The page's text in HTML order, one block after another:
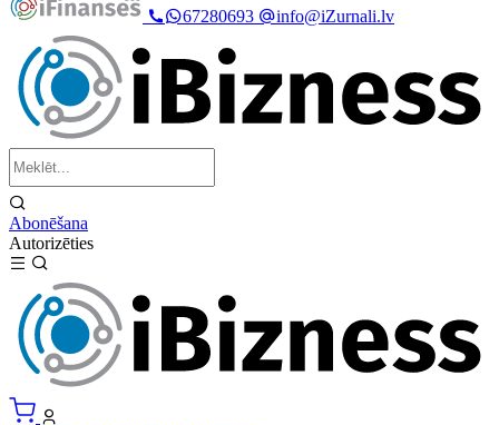
67280693
info@iZurnali.lv
Abonēšana
Autorizēties